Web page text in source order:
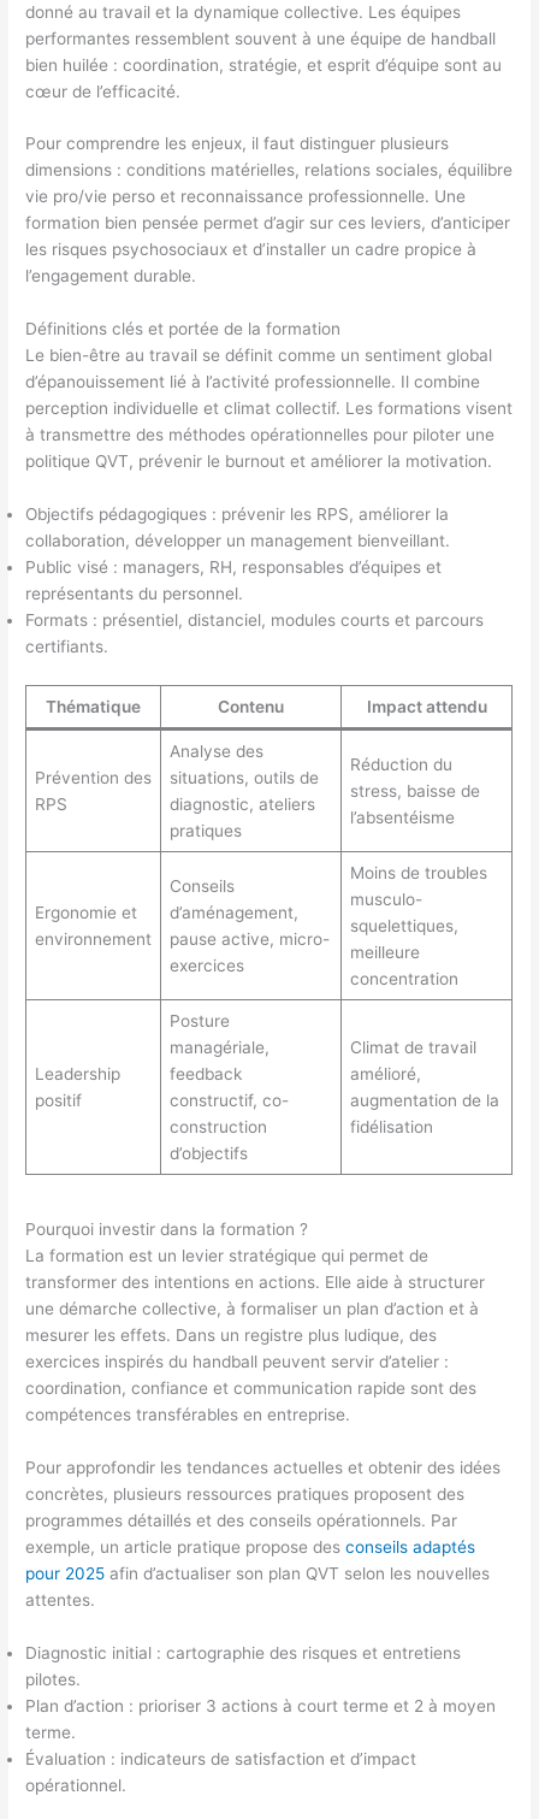
donné au travail et la dynamique collective. Les équipes
performantes ressemblent souvent à une équipe de handball
bien huilée : coordination, stratégie, et esprit d’équipe sont au
cœur de l’efficacité.
Pour comprendre les enjeux, il faut distinguer plusieurs
dimensions : conditions matérielles, relations sociales, équilibre
vie pro/vie perso et reconnaissance professionnelle. Une
formation bien pensée permet d’agir sur ces leviers, d’anticiper
les risques psychosociaux et d’installer un cadre propice à
l’engagement durable.
Définitions clés et portée de la formation
Le bien-être au travail se définit comme un sentiment global
d’épanouissement lié à l’activité professionnelle. Il combine
perception individuelle et climat collectif. Les formations visent
à transmettre des méthodes opérationnelles pour piloter une
politique QVT, prévenir le burnout et améliorer la motivation.
Objectifs pédagogiques : prévenir les RPS, améliorer la
collaboration, développer un management bienveillant.
Public visé : managers, RH, responsables d’équipes et
représentants du personnel.
Formats : présentiel, distanciel, modules courts et parcours
certifiants.
Thématique Contenu Impact attendu
Prévention des
RPS
Analyse des
situations, outils de
diagnostic, ateliers
pratiques
Réduction du
stress, baisse de
l’absentéisme
Ergonomie et
environnement
Conseils
d’aménagement,
pause active, micro-
exercices
Moins de troubles
musculo-
squelettiques,
meilleure
concentration
Leadership
positif
Posture
managériale,
feedback
constructif, co-
construction
d’objectifs
Climat de travail
amélioré,
augmentation de la
fidélisation
Pourquoi investir dans la formation ?
La formation est un levier stratégique qui permet de
transformer des intentions en actions. Elle aide à structurer
une démarche collective, à formaliser un plan d’action et à
mesurer les effets. Dans un registre plus ludique, des
exercices inspirés du handball peuvent servir d’atelier :
coordination, confiance et communication rapide sont des
compétences transférables en entreprise.
Pour approfondir les tendances actuelles et obtenir des idées
concrètes, plusieurs ressources pratiques proposent des
programmes détaillés et des conseils opérationnels. Par
exemple, un article pratique propose desconseils adaptés
pour 2025 afin d’actualiser son plan QVT selon les nouvelles
attentes.
Diagnostic initial : cartographie des risques et entretiens
pilotes.
Plan d’action : prioriser 3 actions à court terme et 2 à moyen
terme.
Évaluation : indicateurs de satisfaction et d’impact
opérationnel.